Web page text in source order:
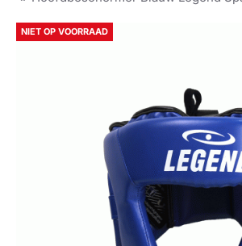
NIET OP VOORRAAD